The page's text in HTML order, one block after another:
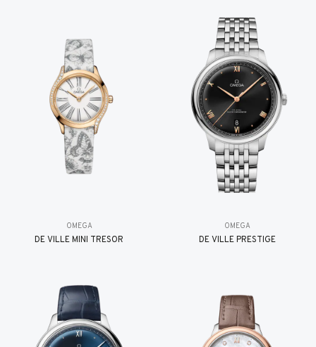
OMEGA
DE VILLE MINI TRÉSOR
OMEGA
DE VILLE PRESTIGE